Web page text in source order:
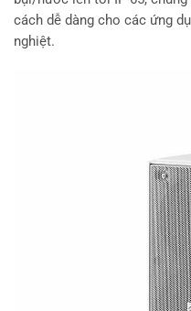
cách dễ dàng cho các ứng
nghiệt.